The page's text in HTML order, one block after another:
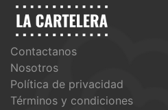
Contactanos
Nosotros
Política de privacidad
Términos y condiciones